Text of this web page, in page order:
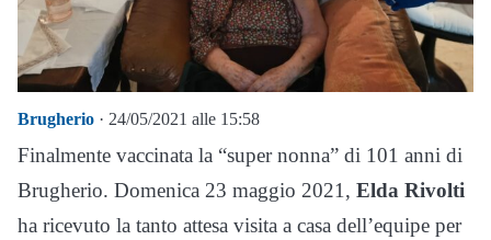
Brugherio · 24/05/2021 alle 15:58
Finalmente vaccinata la “super nonna” di 101 anni di
Brugherio. Domenica 23 maggio 2021, Elda Rivolti
ha ricevuto la tanto attesa visita a casa dell’equipe per